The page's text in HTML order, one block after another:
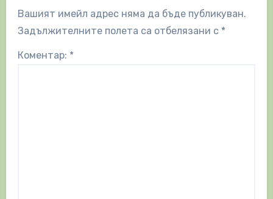
Вашият имейл адрес няма да бъде публикуван.
Задължителните полета са отбелязани с *
Коментар: *